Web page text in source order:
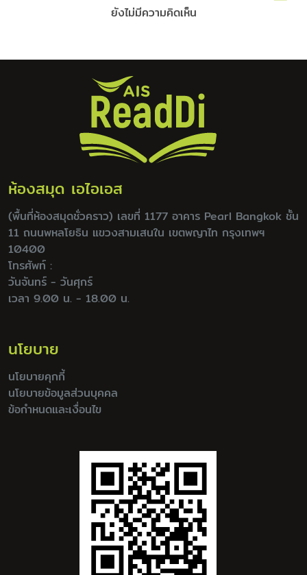
ยังไม่มีความคิดเห็น
ห้องสมุด เอไอเอส
(พื้นที่ห้องสมุดชั่วคราว) เลขที่ 1177 อาคาร Pearl Bangkok ชั้น
11 ถนนพหลโยธิน แขวงสามเสนใน เขตพญาไท กรุงเทพฯ
10400
โทรศัพท์ :
วันจันทร์ - วันศุกร์
เวลา 9.00 น. - 18.00 น.
นโยบาย
นโยบายคุกกี้
นโยบายข้อมูลส่วนบุคคล
ข้อกำหนดและเงื่อนไข